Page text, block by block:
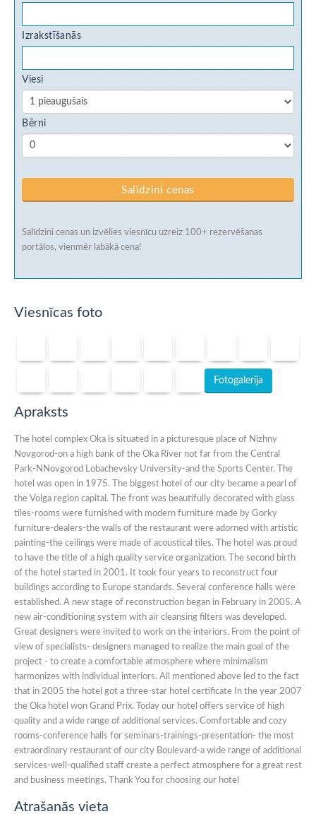
Izrakstīšanās
Viesi
Bērni
Salīdzini cenas
Salīdzini cenas un izvēlies viesnīcu uzreiz 100+ rezervēšanas
portālos, vienmēr labākā cena!
Viesnīcas foto
Fotogalerija
Apraksts
The hotel complex Oka is situated in a picturesque place of Nizhny
Novgorod-on a high bank of the Oka River not far from the Central
Park-NNovgorod Lobachevsky University-and the Sports Center. The
hotel was open in 1975. The biggest hotel of our city became a pearl of
the Volga region capital. The front was beautifully decorated with glass
tiles-rooms were furnished with modern furniture made by Gorky
furniture-dealers-the walls of the restaurant were adorned with artistic
painting-the ceilings were made of acoustical tiles. The hotel was proud
to have the title of a high quality service organization. The second birth
of the hotel started in 2001. It took four years to reconstruct four
buildings according to Europe standards. Several conference halls were
established. A new stage of reconstruction began in February in 2005. A
new air-conditioning system with air cleansing filters was developed.
Great designers were invited to work on the interiors. From the point of
view of specialists- designers managed to realize the main goal of the
project - to create a comfortable atmosphere where minimalism
harmonizes with individual interiors. All mentioned above led to the fact
that in 2005 the hotel got a three-star hotel certificate In the year 2007
the Oka hotel won Grand Prix. Today our hotel offers service of high
quality and a wide range of additional services. Comfortable and cozy
rooms-conference halls for seminars-trainings-presentation- the most
extraordinary restaurant of our city Boulevard-a wide range of additional
services-well-qualified staff create a perfect atmosphere for a great rest
and business meetings. Thank You for choosing our hotel
Atrašanās vieta